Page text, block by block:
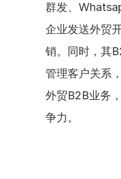
群发、
企业发送外贸
销。同时，其
管理客户关系
外贸B2B业务
争力。